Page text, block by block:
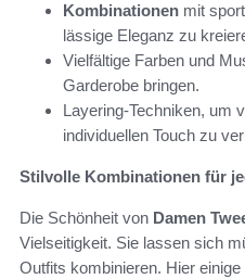
Kombinationen mit
lässige Eleganz zu
Vielfältige Farben und
Garderobe bringen.
Layering-Techniken, um
individuellen Touch zu
Stilvolle Kombinationen für
Die Schönheit von Damen
Vielseitigkeit. Sie lassen sich
Outfits kombinieren. Hier einige